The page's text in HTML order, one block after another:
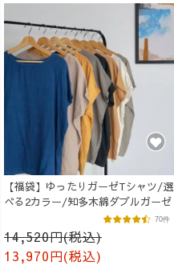
【福袋】ゆったりガーゼTシャツ/選
べる2カラー/知多木綿ダブルガーゼ
14,520円(税込)
13,970円(税込)
70件